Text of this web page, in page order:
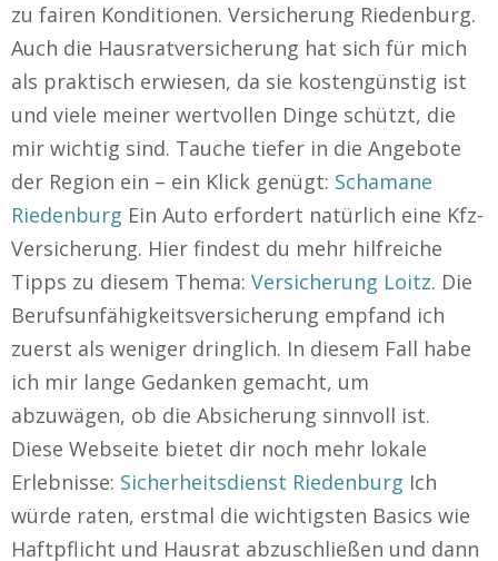
zu fairen Konditionen. Versicherung Riedenburg.
Auch die Hausratversicherung hat sich für mich
als praktisch erwiesen, da sie kostengünstig ist
und viele meiner wertvollen Dinge schützt, die
mir wichtig sind. Tauche tiefer in die Angebote
der Region ein – ein Klick genügt: Schamane
Riedenburg Ein Auto erfordert natürlich eine Kfz-
Versicherung. Hier findest du mehr hilfreiche
Tipps zu diesem Thema: Versicherung Loitz. Die
Berufsunfähigkeitsversicherung empfand ich
zuerst als weniger dringlich. In diesem Fall habe
ich mir lange Gedanken gemacht, um
abzuwägen, ob die Absicherung sinnvoll ist.
Diese Webseite bietet dir noch mehr lokale
Erlebnisse: Sicherheitsdienst Riedenburg Ich
würde raten, erstmal die wichtigsten Basics wie
Haftpflicht und Hausrat abzuschließen und dann